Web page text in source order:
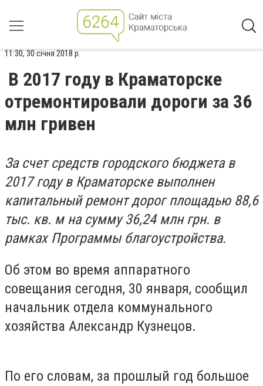
11:30, 30 січня 2018 р.
В 2017 году в Краматорске
отремонтировали дороги за 36
млн гривен
За счет средств городского бюджета в
2017 году в Краматорске выполнен
капитальный ремонт дорог площадью 88,6
тыс. кв. м на сумму 36,24 млн грн. в
рамках Программы благоустройства.
Об этом во время аппаратного
совещания сегодня, 30 января, сообщил
начальник отдела коммунального
хозяйства Александр Кузнецов.
По его словам, за прошлый год большое